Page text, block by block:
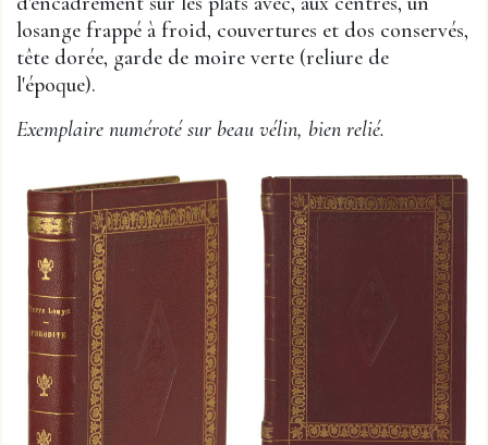
losange frappé à froid, couvertures et dos conservés,
tête dorée, garde de moire verte (reliure de
l'époque).
Exemplaire numéroté sur beau vélin, bien relié.